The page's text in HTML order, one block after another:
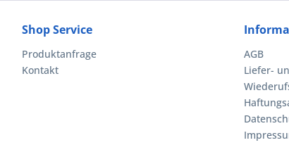
Shop Service
Produktanfrage
Kontakt
AGB
Liefer-